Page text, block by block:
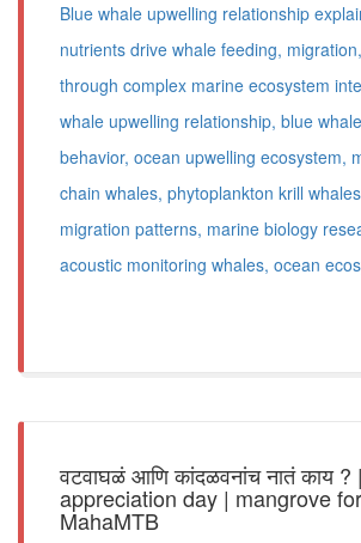
Blue whale upwelling relationship
nutrients drive whale feeding,
through complex marine ecosystem
whale upwelling relationship, blue
behavior, ocean upwelling ecosystem,
chain whales, phytoplankton krill
migration patterns, marine biology
acoustic monitoring whales, ocean
वटवाघळं आणि कांदळवनांच नातं काय
appreciation day | mangrove
MahaMTB